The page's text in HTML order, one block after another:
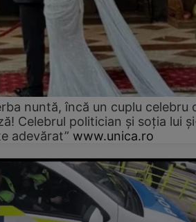
nuntă, încă un cuplu celebru
Celebrul politician și soția lui
adevărat” www.unica.ro